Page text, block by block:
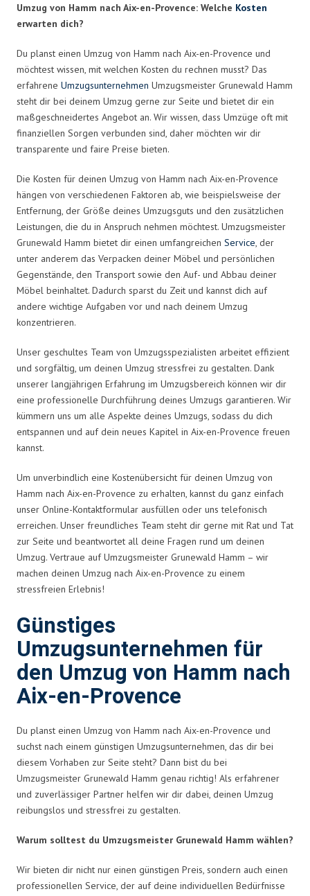
Umzug von Hamm nach Aix-en-Provence: Welche Kosten
erwarten dich?
Du planst einen Umzug von Hamm nach Aix-en-Provence und
möchtest wissen, mit welchen Kosten du rechnen musst? Das
erfahrene Umzugsunternehmen Umzugsmeister Grunewald Hamm
steht dir bei deinem Umzug gerne zur Seite und bietet dir ein
maßgeschneidertes Angebot an. Wir wissen, dass Umzüge oft mit
finanziellen Sorgen verbunden sind, daher möchten wir dir
transparente und faire Preise bieten.
Die Kosten für deinen Umzug von Hamm nach Aix-en-Provence
hängen von verschiedenen Faktoren ab, wie beispielsweise der
Entfernung, der Größe deines Umzugsguts und den zusätzlichen
Leistungen, die du in Anspruch nehmen möchtest. Umzugsmeister
Grunewald Hamm bietet dir einen umfangreichen Service, der
unter anderem das Verpacken deiner Möbel und persönlichen
Gegenstände, den Transport sowie den Auf- und Abbau deiner
Möbel beinhaltet. Dadurch sparst du Zeit und kannst dich auf
andere wichtige Aufgaben vor und nach deinem Umzug
konzentrieren.
Unser geschultes Team von Umzugsspezialisten arbeitet effizient
und sorgfältig, um deinen Umzug stressfrei zu gestalten. Dank
unserer langjährigen Erfahrung im Umzugsbereich können wir dir
eine professionelle Durchführung deines Umzugs garantieren. Wir
kümmern uns um alle Aspekte deines Umzugs, sodass du dich
entspannen und auf dein neues Kapitel in Aix-en-Provence freuen
kannst.
Um unverbindlich eine Kostenübersicht für deinen Umzug von
Hamm nach Aix-en-Provence zu erhalten, kannst du ganz einfach
unser Online-Kontaktformular ausfüllen oder uns telefonisch
erreichen. Unser freundliches Team steht dir gerne mit Rat und Tat
zur Seite und beantwortet all deine Fragen rund um deinen
Umzug. Vertraue auf Umzugsmeister Grunewald Hamm – wir
machen deinen Umzug nach Aix-en-Provence zu einem
stressfreien Erlebnis!
Günstiges
Umzugsunternehmen für
den Umzug von Hamm nach
Aix-en-Provence
Du planst einen Umzug von Hamm nach Aix-en-Provence und
suchst nach einem günstigen Umzugsunternehmen, das dir bei
diesem Vorhaben zur Seite steht? Dann bist du bei
Umzugsmeister Grunewald Hamm genau richtig! Als erfahrener
und zuverlässiger Partner helfen wir dir dabei, deinen Umzug
reibungslos und stressfrei zu gestalten.
Warum solltest du Umzugsmeister Grunewald Hamm wählen?
Wir bieten dir nicht nur einen günstigen Preis, sondern auch einen
professionellen Service, der auf deine individuellen Bedürfnisse